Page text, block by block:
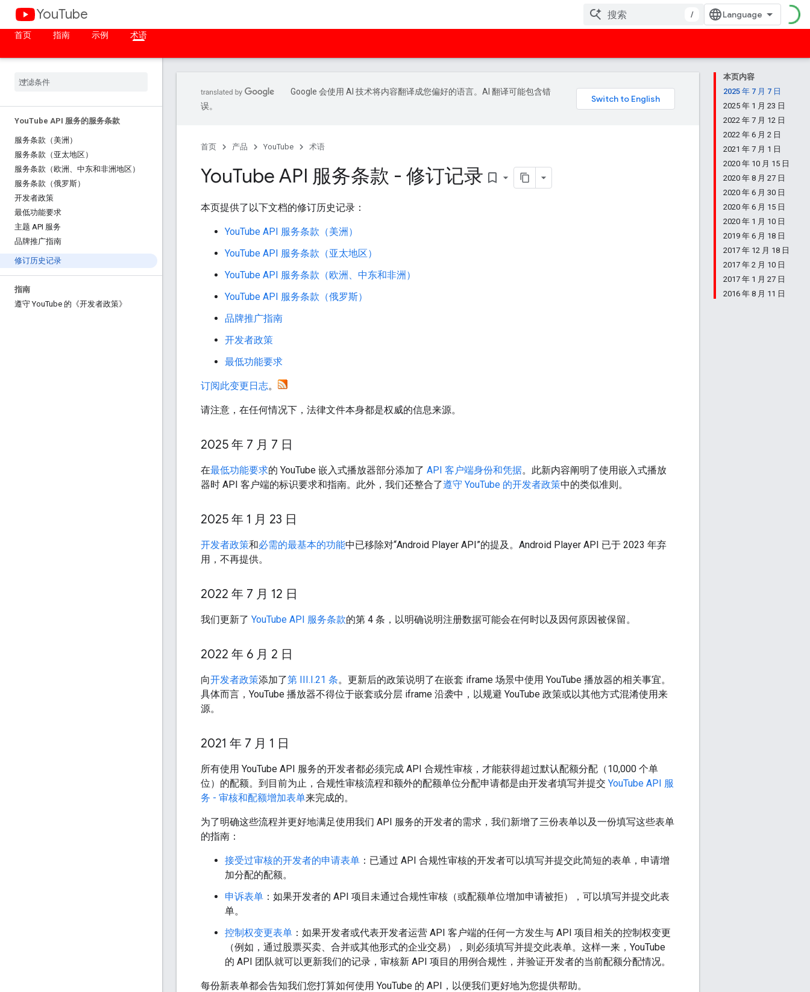
YouTube
/
首页
指南 示例 术语
YouTube API 服务的服务条款
服务条款（美洲）
服务条款（亚太地区）
服务条款（欧洲、中东和非洲地区）
服务条款（俄罗斯）
开发者政策
最低功能要求
主题 API 服务
品牌推广指南
修订历史记录
指南
遵守 YouTube 的《开发者政策》
本页内容
2025 年 7 月 7 日
2025 年 1 月 23 日
2022 年 7 月 12 日
2022 年 6 月 2 日
2021 年 7 月 1 日
2020 年 10 月 15 日
2020 年 8 月 27 日
2020 年 6 月 30 日
2020 年 6 月 15 日
2020 年 1 月 10 日
2019 年 6 月 18 日
2017 年 12 月 18 日
2017 年 2 月 10 日
2017 年 1 月 27 日
2016 年 8 月 11 日
Google 会使用 AI 技术将内容翻译成您偏好的语言。AI 翻译可能包含错
误。
首页 产品 YouTube 术语
YouTube API 服务条款 - 修订记录 bookmark_border
本页提供了以下文档的修订历史记录：
YouTube API 服务条款（美洲）
YouTube API 服务条款（亚太地区）
YouTube API 服务条款（欧洲、中东和非洲）
YouTube API 服务条款（俄罗斯）
品牌推广指南
开发者政策
最低功能要求
订阅此变更日志。
请注意，在任何情况下，法律文件本身都是权威的信息来源。
2025 年 7 月 7 日
在最低功能要求的 YouTube 嵌入式播放器部分添加了 API 客户端身份和凭据。此新内容阐明了使用嵌入式播放
器时 API 客户端的标识要求和指南。此外，我们还整合了遵守 YouTube 的开发者政策中的类似准则。
2025 年 1 月 23 日
开发者政策和必需的最基本的功能中已移除对“Android Player API”的提及。Android Player API 已于 2023 年弃
用，不再提供。
2022 年 7 月 12 日
我们更新了 YouTube API 服务条款的第 4 条，以明确说明注册数据可能会在何时以及因何原因被保留。
2022 年 6 月 2 日
向开发者政策添加了第 III.I.21 条。更新后的政策说明了在嵌套 iframe 场景中使用 YouTube 播放器的相关事宜。
具体而言，YouTube 播放器不得位于嵌套或分层 iframe 沿袭中，以规避 YouTube 政策或以其他方式混淆使用来
源。
2021 年 7 月 1 日
所有使用 YouTube API 服务的开发者都必须完成 API 合规性审核，才能获得超过默认配额分配（10,000 个单
位）的配额。到目前为止，合规性审核流程和额外的配额单位分配申请都是由开发者填写并提交 YouTube API 服
务 - 审核和配额增加表单来完成的。
为了明确这些流程并更好地满足使用我们 API 服务的开发者的需求，我们新增了三份表单以及一份填写这些表单
的指南：
接受过审核的开发者的申请表单 ：已通过 API 合规性审核的开发者可以填写并提交此简短的表单，申请增
加分配的配额。
申诉表单 ：如果开发者的 API 项目未通过合规性审核（或配额单位增加申请被拒），可以填写并提交此表
单。
控制权变更表单 ：如果开发者或代表开发者运营 API 客户端的任何一方发生与 API 项目相关的控制权变更
（例如，通过股票买卖、合并或其他形式的企业交易），则必须填写并提交此表单。这样一来，YouTube
的 API 团队就可以更新我们的记录，审核新 API 项目的用例合规性，并验证开发者的当前配额分配情况。
每份新表单都会告知我们您打算如何使用 YouTube 的 API，以便我们更好地为您提供帮助。